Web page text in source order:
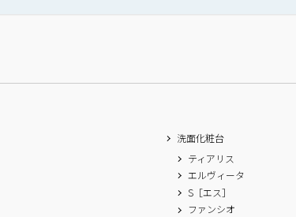
洗面化粧台
ティアリス
エルヴィータ
S［エス］
ファンシオ